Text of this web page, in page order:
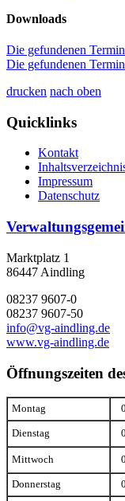
Downloads
Die gefundenen
Die gefundenen
drucken nach oben
Quicklinks
Kontakt
Impressum
Datenschutz
Marktplatz 1
86447 Aindling
08237 9607-0
08237 9607-50
info@vg-aindling.de
www.vg-aindling.de
Öffnungszeiten
Montag
Dienstag
Mittwoch
Donnerstag